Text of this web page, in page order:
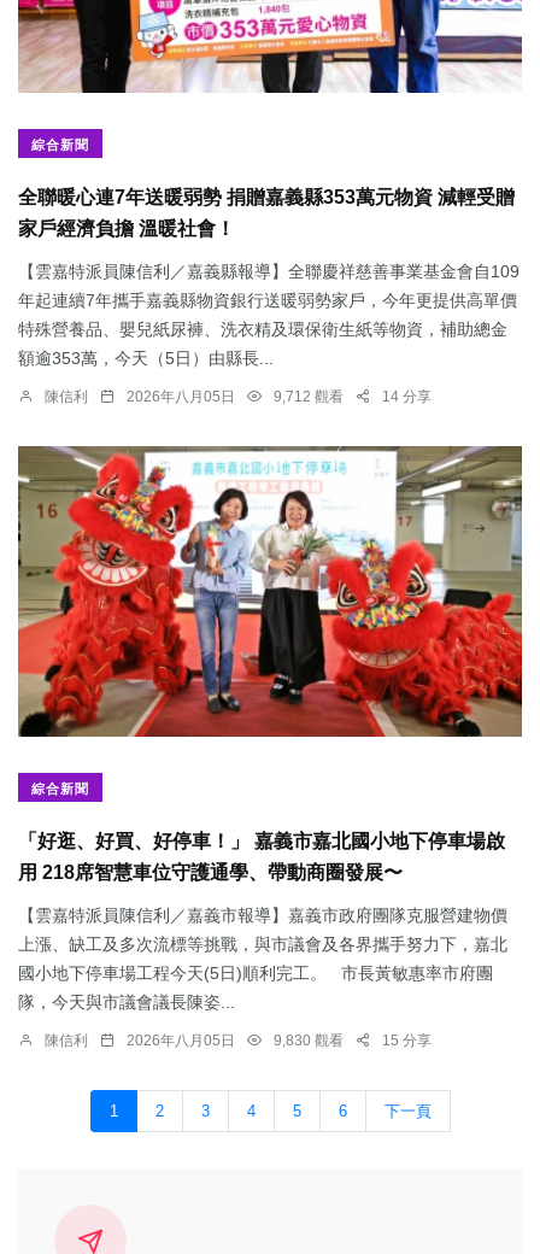
綜合新聞
全聯暖心連7年送暖弱勢 捐贈嘉義縣353萬元物資 減輕受贈
家戶經濟負擔 溫暖社會！
【雲嘉特派員陳信利／嘉義縣報導】全聯慶祥慈善事業基金會自109
年起連續7年攜手嘉義縣物資銀行送暖弱勢家戶，今年更提供高單價
特殊營養品、嬰兒紙尿褲、洗衣精及環保衛生紙等物資，補助總金
額逾353萬，今天（5日）由縣長...
陳信利 2026年八月05日 9,712 觀看 14 分享
綜合新聞
「好逛、好買、好停車！」 嘉義市嘉北國小地下停車場啟
用 218席智慧車位守護通學、帶動商圈發展〜
【雲嘉特派員陳信利／嘉義市報導】嘉義市政府團隊克服營建物價
上漲、缺工及多次流標等挑戰，與市議會及各界攜手努力下，嘉北
國小地下停車場工程今天(5日)順利完工。 市長黃敏惠率市府團
隊，今天與市議會議長陳姿...
陳信利 2026年八月05日 9,830 觀看 15 分享
1 2 3 4 5 6 下一頁